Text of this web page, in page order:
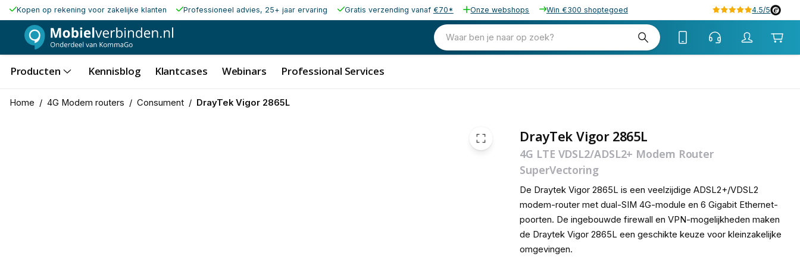
Kopen op rekening voor zakelijke klanten Professioneel advies, 25+ jaar ervaring Gratis verzending vanaf €70* Onze webshops Win €300 shoptegoed 4.5/5
Waar ben je naar op zoek?
Producten Kennisblog Klantcases Webinars Professional Services
Home / 4G Modem routers / Consument / DrayTek Vigor 2865L
DrayTek Vigor 2865L
4G LTE VDSL2/ADSL2+ Modem Router
SuperVectoring
De Draytek Vigor 2865L is een veelzijdige ADSL2+/VDSL2
modem-router met dual-SIM 4G-module en 6 Gigabit Ethernet-
poorten. De ingebouwde firewall en VPN-mogelijkheden maken
de Draytek Vigor 2865L een geschikte keuze voor kleinzakelijke
omgevingen.
446,63 excl. btw
540,42 incl. btw